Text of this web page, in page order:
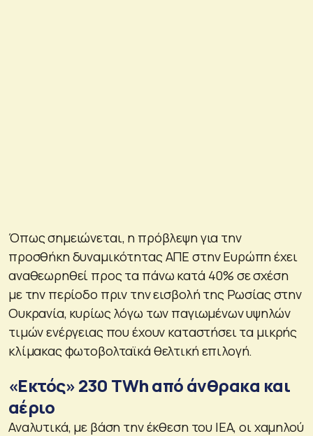
Όπως σημειώνεται, η πρόβλεψη για την
προσθήκη δυναμικότητας ΑΠΕ στην Ευρώπη έχει
αναθεωρηθεί προς τα πάνω κατά 40% σε σχέση
με την περίοδο πριν την εισβολή της Ρωσίας στην
Ουκρανία, κυρίως λόγω των παγιωμένων υψηλών
τιμών ενέργειας που έχουν καταστήσει τα μικρής
κλίμακας φωτοβολταϊκά θελτική επιλογή.
«Εκτός» 230 TWh από άνθρακα και
αέριο
Αναλυτικά, με βάση την έκθεση του ΙΕΑ, οι χαμηλού